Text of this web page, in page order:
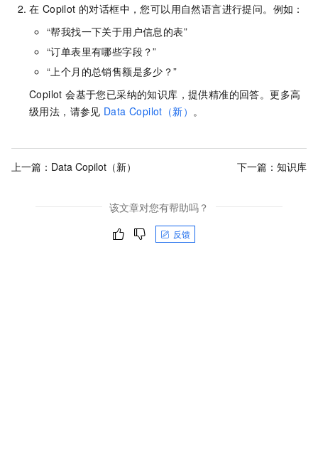
在 Copilot 的对话框中，您可以用自然语言进行提问。例如：
“帮我找一下关于用户信息的表”
“订单表里有哪些字段？”
“上个月的总销售额是多少？”
Copilot 会基于您已采纳的知识库，提供精准的回答。更多高
级用法，请参见 Data Copilot（新） 。
上一篇： Data Copilot（新） 下一篇： 知识库
该文章对您有帮助吗？
反馈